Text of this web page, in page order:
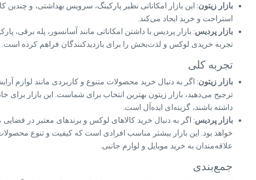
بازار زیتون: این بازار امکاناتی نظیر پارکینگ، سرویس بهداشتی، و
استراحت و خرید ایجاد می‌کند.
بازار پردیس: بازار پردیس با داشتن امکاناتی مانند آسانسور، پله برقی،
تجربه خریدی لوکس و لذت‌بخش را برای بازدیدکنندگان فراهم کرده است.
تجربه کلی
بازار زیتون: اگر به دنبال خرید محصولات متنوع و کاربردی مانند لوازم
ترجیح می‌دهید، بازار زیتون بهترین انتخاب برای شماست. این بازار برای
داشته باشند، گزینه‌ای ایده‌آل است.
بازار پردیس: اگر به دنبال خرید کالاهای لوکس و برندهای معتبر در
خواهد بود. این بازار بیشتر مناسب افرادی است که کیفیت و تنوع
علاقه‌مندان به خرید موبایل و لوازم جانبی.
جمع‌بندی